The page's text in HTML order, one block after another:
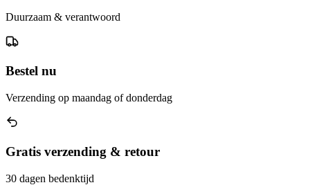
Duurzaam & verantwoord
Bestel nu
Verzending op maandag of donderdag
Gratis verzending & retour
30 dagen bedenktijd